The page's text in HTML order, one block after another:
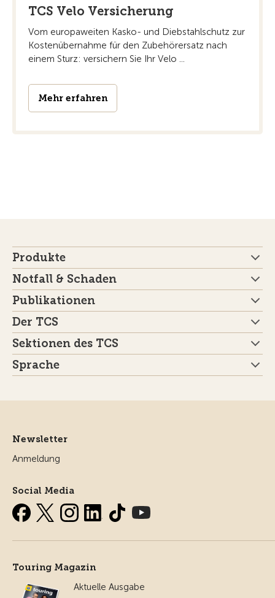
TCS Velo Versicherung
Vom europaweiten Kasko- und Diebstahlschutz zur
Kostenübernahme für den Zubehörersatz nach
einem Sturz: versichern Sie Ihr Velo ...
Mehr erfahren
Produkte
Notfall & Schaden
Publikationen
Der TCS
Sektionen des TCS
Sprache
Newsletter
Anmeldung
Social Media
Touring Magazin
Aktuelle Ausgabe